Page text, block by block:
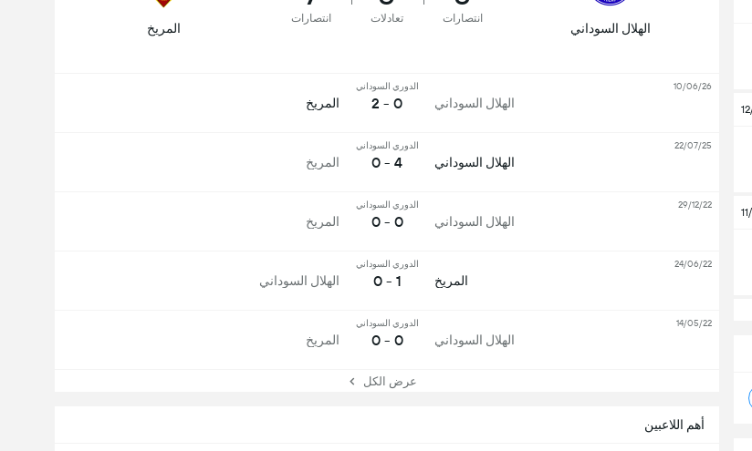
أهم اللاعبين
الهلال السوداني
انتصارات تعادلات انتصارات
المريخ
الهلال السوداني
الدوري السوداني
0 - 2 المريخ
10/06/26
الهلال السوداني
الدوري السوداني
4 - 0 المريخ
22/07/25
الهلال السوداني
الدوري السوداني
0 - 0 المريخ
29/12/22
المريخ
الدوري السوداني
1 - 0 الهلال السوداني
24/06/22
الهلال السوداني
الدوري السوداني
0 - 0 المريخ
14/05/22
عرض الكل